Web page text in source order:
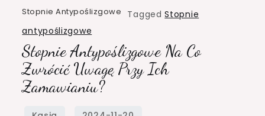
Stopnie Antypoślizgowe TaggedStopnie
antypoślizgowe
Stopnie Antypoślizgowe Na Co
Zwrócić Uwagę Przy Ich
Zamawianiu?